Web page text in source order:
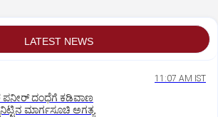
LATEST NEWS
11:07 AM IST
ಪನೀರ್‌ ದಂಧೆಗೆ ಕಡಿವಾಣ
ಮಾರ್ಗಸೂಚಿ ಅಗತ್ಯ